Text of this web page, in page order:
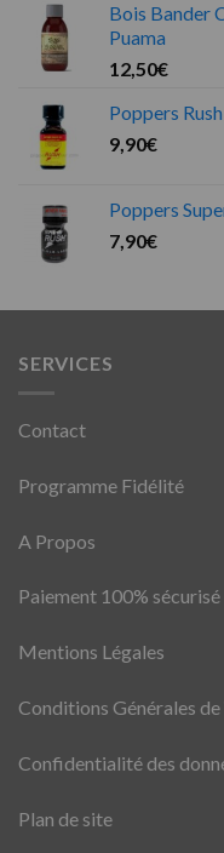
Bois Bander
Puama
12,50€
Poppers
9,90€
Poppers
7,90€
SERVICES
Contact
Programme Fidélité
A Propos
Paiement 100% sécurisé
Mentions Légales
Conditions Générales de
Confidentialité des
Plan de site